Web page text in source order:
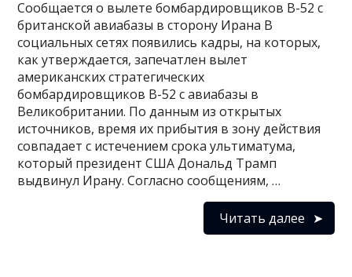
Сообщается о вылете бомбардировщиков B-52 с
британской авиабазы в сторону Ирана В
социальных сетях появились кадры, на которых,
как утверждается, запечатлен вылет
американских стратегических
бомбардировщиков B-52 с авиабазы в
Великобритании. По данным из открытых
источников, время их прибытия в зону действия
совпадает с истечением срока ультиматума,
который президент США Дональд Трамп
выдвинул Ирану. Согласно сообщениям, …
Читать далее